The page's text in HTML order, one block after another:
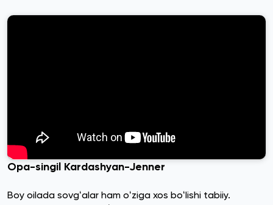
Opa-singil Kardashyan-Jenner
Boy oilada sovgʻalar ham oʻziga xos boʻlishi tabiiy.